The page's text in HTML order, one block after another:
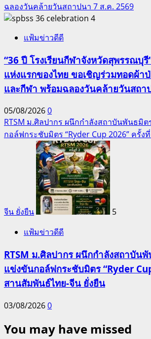
ฉลองวันคล้ายวันสถาปนา 7 ส.ค. 2569
4
แฟ้มข่าวดีดี
“36 ปี โรงเรียนกีฬาจังหวัดสุพรรณบุรี
แห่งแรกของไทย ขอเชิญร่วมทอดผ้า
และกีฬา พร้อมฉลองวันคล้ายวันสถา
05/08/20260
RTSM ม.ศิลปากร ผนึกกำลังสถาบันพันธมิ
กอล์ฟกระชับมิตร “Ryder Cup 2026” ครั้
จีน ยั่งยืน
5
แฟ้มข่าวดีดี
RTSM ม.ศิลปากร ผนึกกำลังสถาบัน
แข่งขันกอล์ฟกระชับมิตร “Ryder
สานสัมพันธ์ไทย-จีน ยั่งยืน
03/08/20260
You may have missed